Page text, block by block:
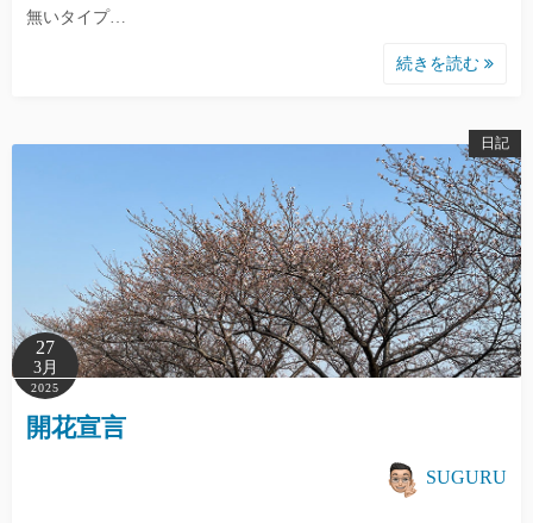
無いタイプ…
続きを読む
日記
27
3月
2025
開花宣言
SUGURU